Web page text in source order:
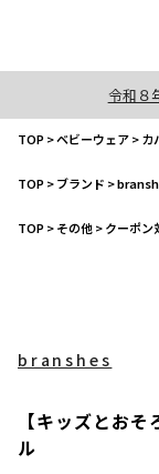
令和８
TOP>ベビーウェア>カ
TOP>ブランド >
TOP>その他>クーポン
branshes
【キッズとお
ル